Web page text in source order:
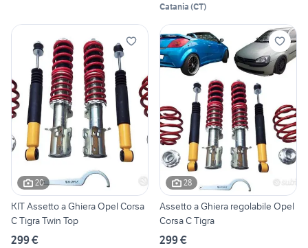
Catania (CT)
20
KIT Assetto a Ghiera Opel Corsa
C Tigra Twin Top
299 €
28
Assetto a Ghiera regolabile Opel
Corsa C Tigra
299 €